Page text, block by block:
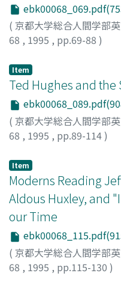
( 京都大学総合人間学部
68 , 1995 , pp.69-88 )
Item
Ted Hughes and
( 京都大学総合人間学部
68 , 1995 , pp.89-114)
Item
Moderns Reading
Aldous Huxley, and
our Time
( 京都大学総合人間学部
68 , 1995 , pp.115-130 )